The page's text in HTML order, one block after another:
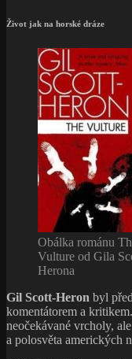
Život jak na horské dráze
Obálka románu
Vulture od Gila
Herona
Gil Scott-Heron byl
komentátorem a
neočekávané vrcholy,
a polosvěta amerických